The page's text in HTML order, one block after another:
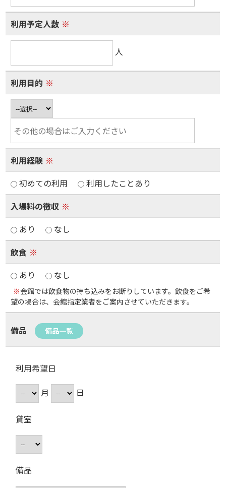
利用予定人数 ※
人
利用目的 ※
利用経験 ※
初めての利用
利用したことあり
入場料の徴収 ※
あり
なし
飲食 ※
あり
なし
※会館では飲食物の持ち込みをお断りしています。飲食をご希
望の場合は、会館指定業者をご案内させていただきます。
備品 備品一覧
利用希望日
月
日
貸室
備品